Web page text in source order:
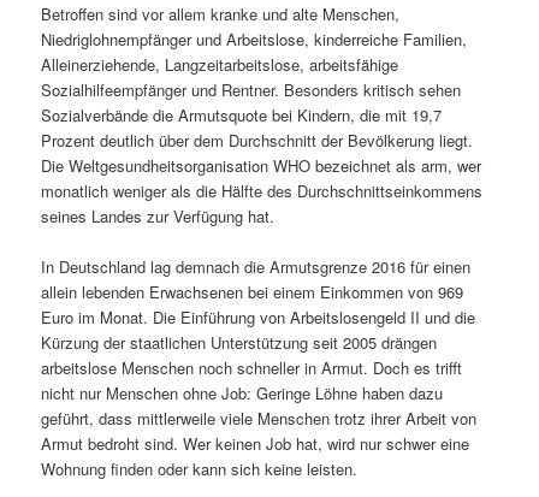
Betroffen sind vor allem kranke und alte Menschen,
Niedriglohnempfänger und Arbeitslose, kinderreiche Familien,
Alleinerziehende, Langzeitarbeitslose, arbeitsfähige
Sozialhilfeempfänger und Rentner. Besonders kritisch sehen
Sozialverbände die Armutsquote bei Kindern, die mit 19,7
Prozent deutlich über dem Durchschnitt der Bevölkerung liegt.
Die Weltgesundheitsorganisation WHO bezeichnet als arm, wer
monatlich weniger als die Hälfte des Durchschnittseinkommens
seines Landes zur Verfügung hat.
In Deutschland lag demnach die Armutsgrenze 2016 für einen
allein lebenden Erwachsenen bei einem Einkommen von 969
Euro im Monat. Die Einführung von Arbeitslosengeld II und die
Kürzung der staatlichen Unterstützung seit 2005 drängen
arbeitslose Menschen noch schneller in Armut. Doch es trifft
nicht nur Menschen ohne Job: Geringe Löhne haben dazu
geführt, dass mittlerweile viele Menschen trotz ihrer Arbeit von
Armut bedroht sind. Wer keinen Job hat, wird nur schwer eine
Wohnung finden oder kann sich keine leisten.